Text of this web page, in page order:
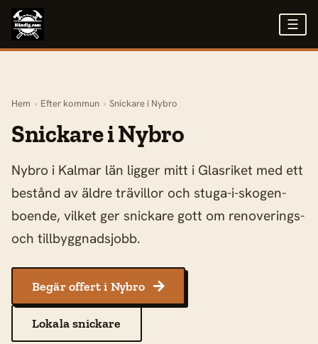
☰
Hem › Efter kommun › Snickare i Nybro
Snickare i Nybro
Nybro i Kalmar län ligger mitt i Glasriket med ett
bestånd av äldre trävillor och stuga-i-skogen-
boende, vilket ger snickare gott om renoverings-
och tillbyggnadsjobb.
Begär offert i Nybro 
Lokala snickare